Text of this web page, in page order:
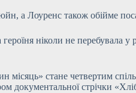
а Лоуренс також обійме
ніколи не перебувала у
місяць» стане четвертим
документальної стрічки